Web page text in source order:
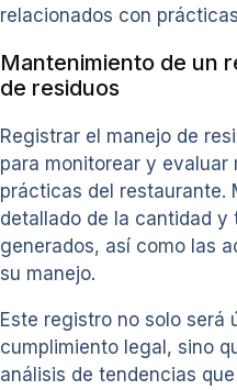
relacionados con
Mantenimiento de un
de residuos
Registrar el manejo de
para monitorear y evaluar
prácticas del restaurante.
detallado de la cantidad y
generados, así como las
su manejo.
Este registro no solo será
cumplimiento legal, sino
análisis de tendencias